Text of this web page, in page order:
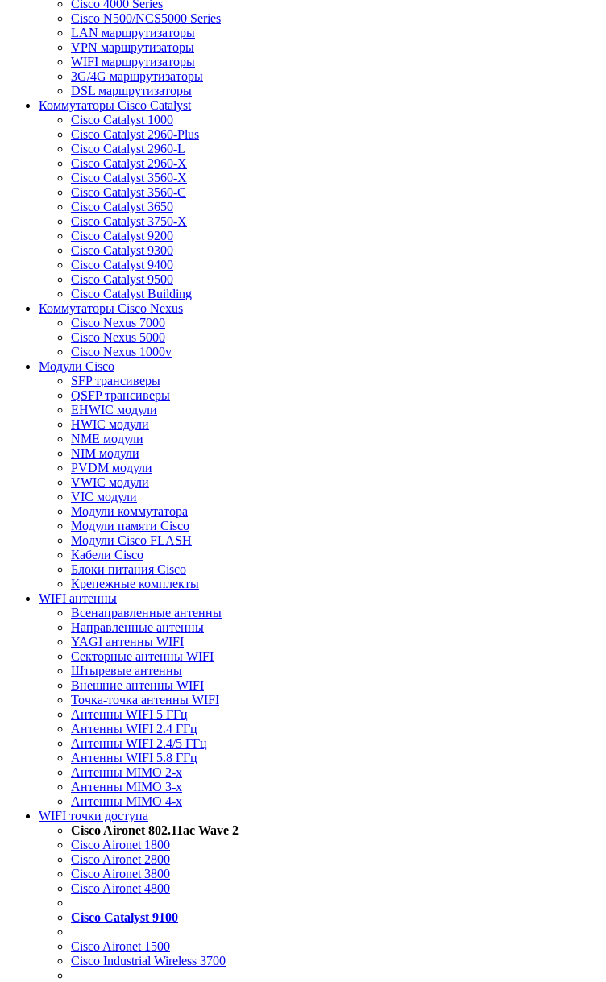
Cisco 4000 Series
Cisco N500/NCS5000 Series
LAN маршрутизаторы
VPN маршрутизаторы
WIFI маршрутизаторы
3G/4G маршрутизаторы
DSL маршрутизаторы
Коммутаторы Cisco Catalyst
Cisco Catalyst 1000
Cisco Catalyst 2960-Plus
Cisco Catalyst 2960-L
Cisco Catalyst 2960-X
Cisco Catalyst 3560-X
Cisco Catalyst 3560-C
Cisco Catalyst 3650
Cisco Catalyst 3750-X
Cisco Catalyst 9200
Cisco Catalyst 9300
Cisco Catalyst 9400
Cisco Catalyst 9500
Cisco Catalyst Building
Коммутаторы Cisco Nexus
Cisco Nexus 7000
Cisco Nexus 5000
Cisco Nexus 1000v
Модули Cisco
SFP трансиверы
QSFP трансиверы
EHWIC модули
HWIC модули
NME модули
NIM модули
PVDM модули
VWIC модули
VIC модули
Модули коммутатора
Модули памяти Cisco
Модули Cisco FLASH
Кабели Cisco
Блоки питания Cisco
Крепежные комплекты
WIFI антенны
Всенаправленные антенны
Направленные антенны
YAGI антенны WIFI
Секторные антенны WIFI
Штыревые антенны
Внешние антенны WIFI
Точка-точка антенны WIFI
Антенны WIFI 5 ГГц
Антенны WIFI 2.4 ГГц
Антенны WIFI 2.4/5 ГГц
Антенны WIFI 5.8 ГГц
Антенны MIMO 2-x
Антенны MIMO 3-x
Антенны MIMO 4-x
WIFI точки доступа
Cisco Aironet 802.11ac Wave 2
Cisco Aironet 1800
Cisco Aironet 2800
Cisco Aironet 3800
Cisco Aironet 4800
Cisco Catalyst 9100
Cisco Aironet 1500
Cisco Industrial Wireless 3700